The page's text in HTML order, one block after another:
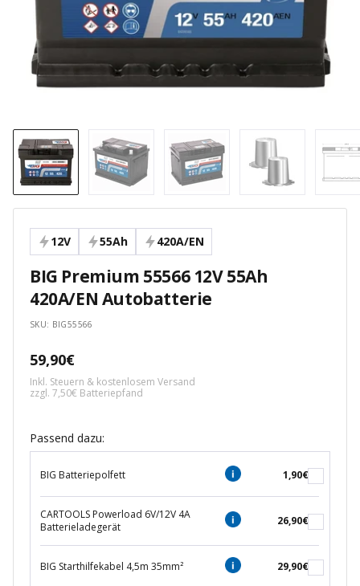
12V 55Ah 420A/EN
BIG Premium 55566 12V 55Ah
420A/EN Autobatterie
SKU: BIG55566
Angebotspreis
59,90€
Inkl. Steuern & kostenlosem Versand
zzgl. 7,50€ Batteriepfand
Passend dazu:
BIG Batteriepolfett 1,90€
CARTOOLS Powerload 6V/12V 4A
Batterieladegerät
26,90€
BIG Starthilfekabel 4,5m 35mm² 29,90€